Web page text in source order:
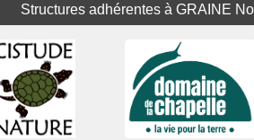
Structures adhérentes à GRAINE